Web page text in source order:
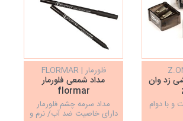
زد وان
و با دوام
فلورمار | FLORMAR
مداد شمعی فلورمار
flormar
مداد سرمه چشم فلورمار
دارای خاصیت ضد آب/ نرم و